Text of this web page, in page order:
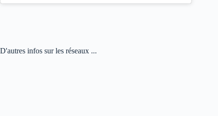
D'autres infos sur les réseaux ...